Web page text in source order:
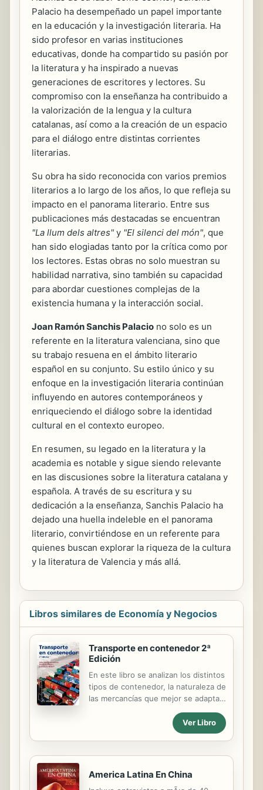
Palacio ha desempeñado un papel importante
en la educación y la investigación literaria. Ha
sido profesor en varias instituciones
educativas, donde ha compartido su pasión por
la literatura y ha inspirado a nuevas
generaciones de escritores y lectores. Su
compromiso con la enseñanza ha contribuido a
la valorización de la lengua y la cultura
catalanas, así como a la creación de un espacio
para el diálogo entre distintas corrientes
literarias.
Su obra ha sido reconocida con varios premios
literarios a lo largo de los años, lo que refleja su
impacto en el panorama literario. Entre sus
publicaciones más destacadas se encuentran
"La llum dels altres" y "El silenci del món", que
han sido elogiadas tanto por la crítica como por
los lectores. Estas obras no solo muestran su
habilidad narrativa, sino también su capacidad
para abordar cuestiones complejas de la
existencia humana y la interacción social.
Joan Ramón Sanchis Palacio no solo es un
referente en la literatura valenciana, sino que
su trabajo resuena en el ámbito literario
español en su conjunto. Su estilo único y su
enfoque en la investigación literaria continúan
influyendo en autores contemporáneos y
enriqueciendo el diálogo sobre la identidad
cultural en el contexto europeo.
En resumen, su legado en la literatura y la
academia es notable y sigue siendo relevante
en las discusiones sobre la literatura catalana y
española. A través de su escritura y su
dedicación a la enseñanza, Sanchis Palacio ha
dejado una huella indeleble en el panorama
literario, convirtiéndose en un referente para
quienes buscan explorar la riqueza de la cultura
y la literatura de Valencia y más allá.
Libros similares de Economía y Negocios
Transporte en contenedor 2ª
Edición
En este libro se analizan los distintos
tipos de contenedor, la naturaleza de
las mercancías que mejor se adaptan
optimizar su uso y asegurar la
integridad de los productos que se
el proceso de transporte del
contenedor y su manipulación en las
terminales portuarias o ferroviarias
Ver Libro
America Latina En China